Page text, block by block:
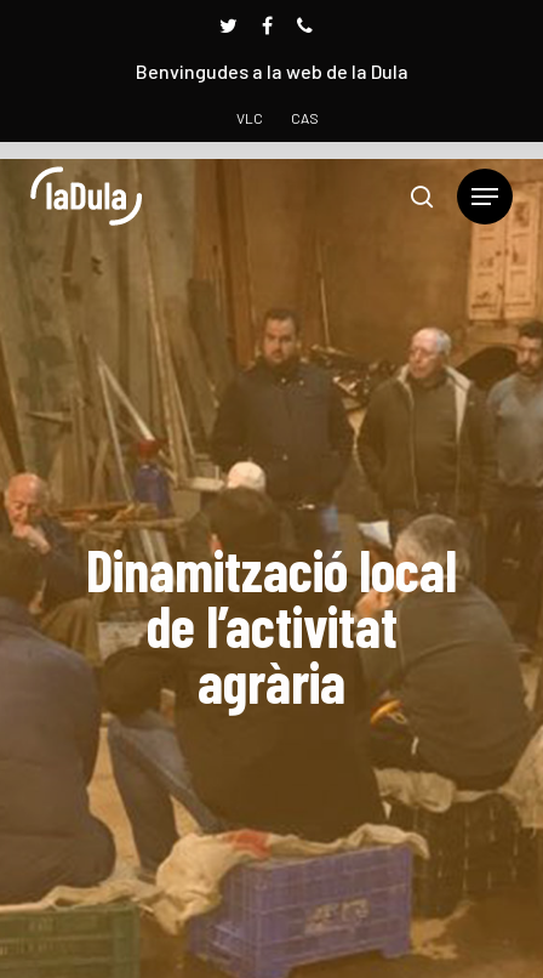
Benvingudes a la web de la Dula
VLC CAS
Dinamització local
de l’activitat
agrària